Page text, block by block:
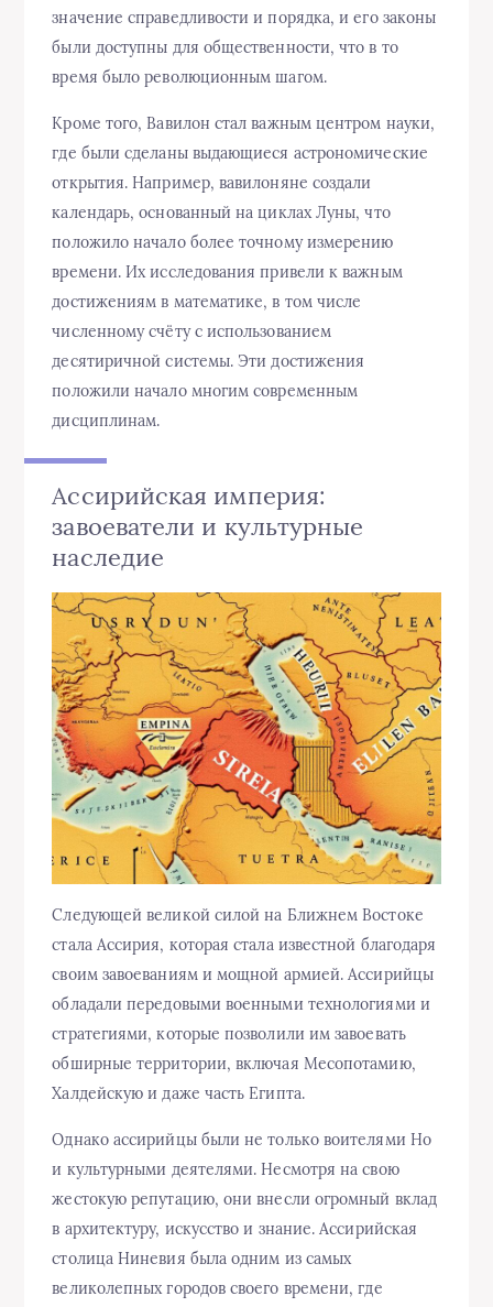
значение справедливости и порядка, и его законы
были доступны для общественности, что в то
время было революционным шагом.
Кроме того, Вавилон стал важным центром науки,
где были сделаны выдающиеся астрономические
открытия. Например, вавилоняне создали
календарь, основанный на циклах Луны, что
положило начало более точному измерению
времени. Их исследования привели к важным
достижениям в математике, в том числе
численному счёту с использованием
десятиричной системы. Эти достижения
положили начало многим современным
дисциплинам.
Ассирийская империя:
завоеватели и культурные
наследие
Следующей великой силой на Ближнем Востоке
стала Ассирия, которая стала известной благодаря
своим завоеваниям и мощной армией. Ассирийцы
обладали передовыми военными технологиями и
стратегиями, которые позволили им завоевать
обширные территории, включая Месопотамию,
Халдейскую и даже часть Египта.
Однако ассирийцы были не только воителями Но
и культурными деятелями. Несмотря на свою
жестокую репутацию, они внесли огромный вклад
в архитектуру, искусство и знание. Ассирийская
столица Ниневия была одним из самых
великолепных городов своего времени, где